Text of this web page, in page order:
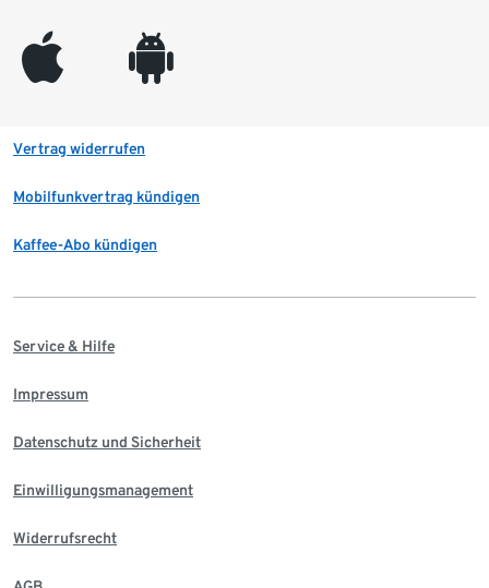
appleinc android
Vertrag widerrufen
Mobilfunkvertrag kündigen
Kaffee-Abo kündigen
Service & Hilfe
Impressum
Datenschutz und Sicherheit
Einwilligungsmanagement
Widerrufsrecht